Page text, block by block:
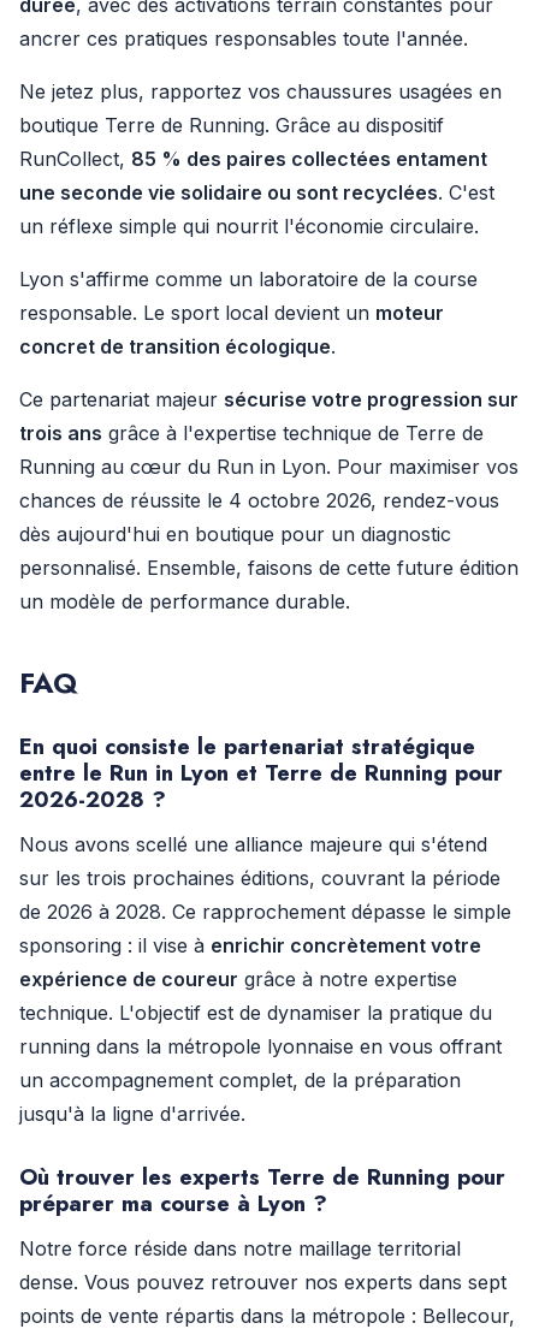
durée, avec des activations terrain constantes pour
ancrer ces pratiques responsables toute l'année.
Ne jetez plus, rapportez vos chaussures usagées en
boutique Terre de Running. Grâce au dispositif
RunCollect, 85 % des paires collectées entament
une seconde vie solidaire ou sont recyclées. C'est
un réflexe simple qui nourrit l'économie circulaire.
Lyon s'affirme comme un laboratoire de la course
responsable. Le sport local devient un moteur
concret de transition écologique.
Ce partenariat majeur sécurise votre progression sur
trois ans grâce à l'expertise technique de Terre de
Running au cœur du Run in Lyon. Pour maximiser vos
chances de réussite le 4 octobre 2026, rendez-vous
dès aujourd'hui en boutique pour un diagnostic
personnalisé. Ensemble, faisons de cette future édition
un modèle de performance durable.
FAQ
En quoi consiste le partenariat stratégique
entre le Run in Lyon et Terre de Running pour
2026-2028 ?
Nous avons scellé une alliance majeure qui s'étend
sur les trois prochaines éditions, couvrant la période
de 2026 à 2028. Ce rapprochement dépasse le simple
sponsoring : il vise à enrichir concrètement votre
expérience de coureur grâce à notre expertise
technique. L'objectif est de dynamiser la pratique du
running dans la métropole lyonnaise en vous offrant
un accompagnement complet, de la préparation
jusqu'à la ligne d'arrivée.
Où trouver les experts Terre de Running pour
préparer ma course à Lyon ?
Notre force réside dans notre maillage territorial
dense. Vous pouvez retrouver nos experts dans sept
points de vente répartis dans la métropole : Bellecour,